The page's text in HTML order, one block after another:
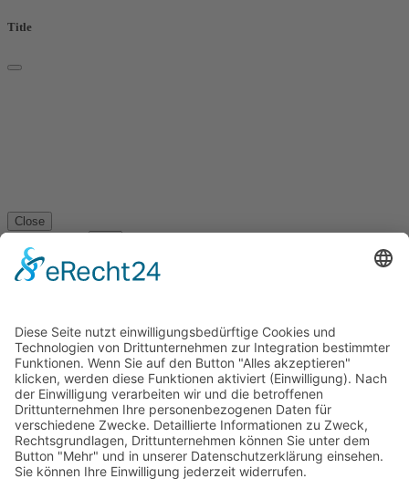
Title
Close
Preview
Powered by Phoca Download
Impressum
Datenschutz